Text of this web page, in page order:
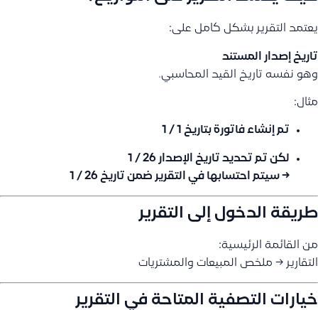
يعتمد التقرير بشكل كامل على:
تاريخ إصدار المستند
وهو نفسه تاريخ القيد المحاسبي.
مثال:
تم إنشاء فاتورة بتاريخ 1 / 1
لكن تم تحديد تاريخ الإصدار 26 / 1
→ سيتم احتسابها في التقرير ضمن تاريخ 26 / 1
طريقة الدخول إلى التقرير
من القائمة الرئيسية:
التقارير → ملخص المبيعات والمشتريات
خيارات التصفية المتاحة في التقرير